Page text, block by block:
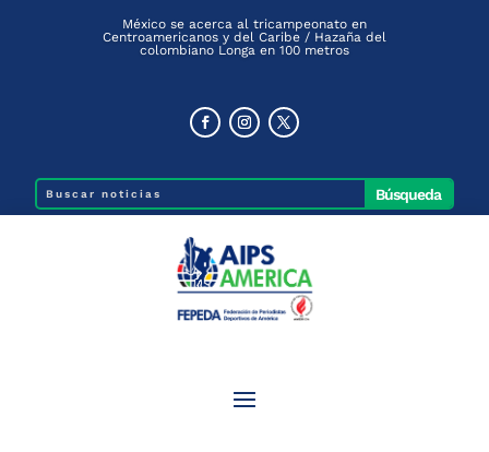
México se acerca al tricampeonato en
Centroamericanos y del Caribe / Hazaña del
colombiano Longa en 100 metros